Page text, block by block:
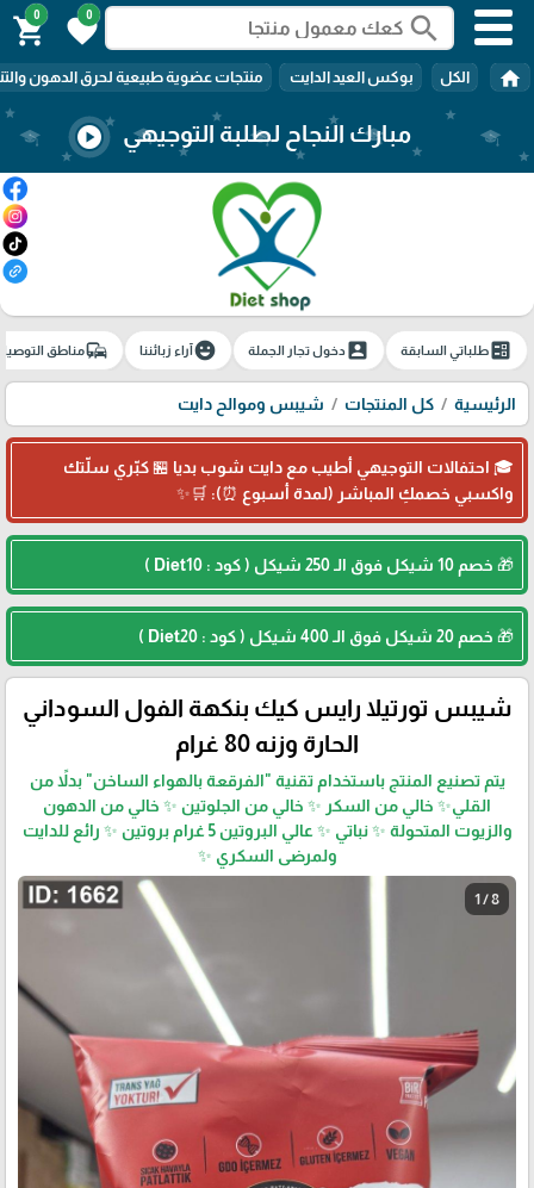
search
0
favorite
0
shopping_cart
home الكل بوكس العيد الدايت منتجات عضوية طبيعية لحرق الدهون
مبارك النجاح لطلبة التوجيهي play_circle
ballotطلباتي السابقة account_boxدخول تجار الجملة emoji_emotionsآراء زبائننا commuteمناطق
الرئيسية كل المنتجات شيبس وموالح دايت
🎓 احتفالات التوجيهي أطيب مع دايت شوب بديا 🏪 كبّري سلّتك
واكسبي خصمكِ المباشر (لمدة أسبوع ⏰): 🛒✨
🎁 خصم 10 شيكل فوق الـ 250 شيكل ( كود : Diet10 )
🎁 خصم 20 شيكل فوق الـ 400 شيكل ( كود : Diet20 )
شيبس تورتيلا رايس كيك بنكهة الفول السوداني
الحارة وزنه 80 غرام
يتم تصنيع المنتج باستخدام تقنية "الفرقعة بالهواء الساخن" بدلاً من
القلي✨ خالي من السكر ✨ خالي من الجلوتين ✨ خالي من الدهون
والزيوت المتحولة ✨ نباتي ✨ عالي البروتين 5 غرام بروتين ✨ رائع للدايت
ولمرضى السكري ✨
1 / 8